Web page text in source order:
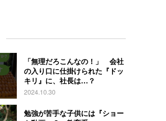
「無理だろこんなの！」 会社
の入り口に仕掛けられた『ドッ
キリ』に、社長は…？
2024.10.30
勉強が苦手な子供には『ショー